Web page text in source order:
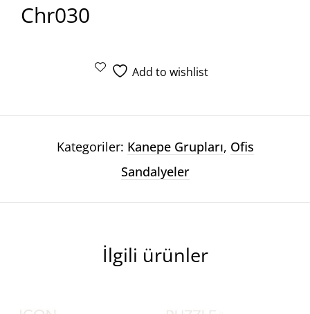
Chr030
Add to wishlist
Kategoriler: Kanepe Grupları, Ofis
Sandalyeler
İlgili ürünler